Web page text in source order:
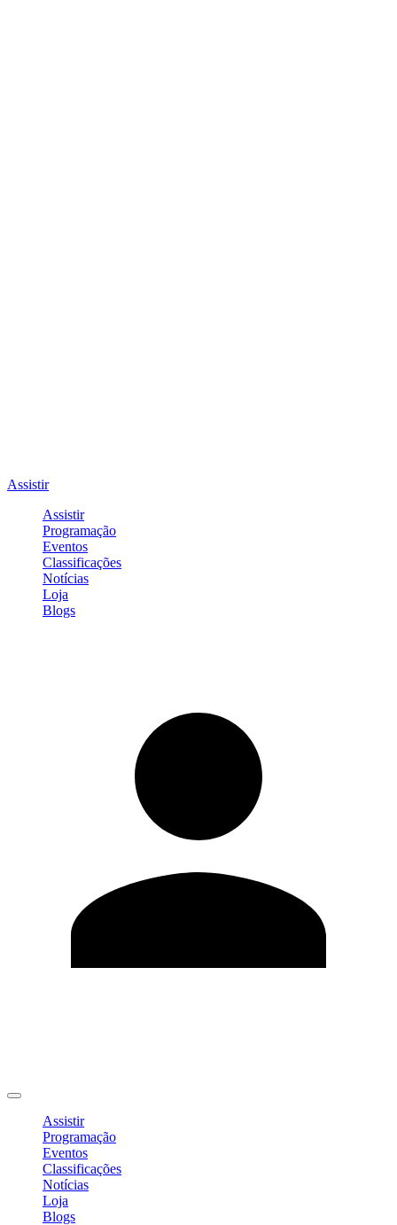
Assistir
Assistir
Programação
Eventos
Classificações
Notícias
Loja
Blogs
Assistir
Programação
Eventos
Classificações
Notícias
Loja
Blogs